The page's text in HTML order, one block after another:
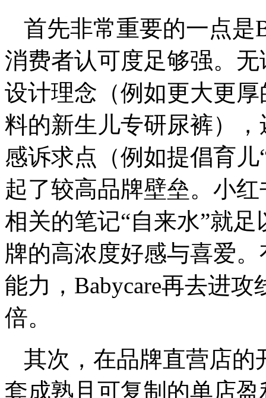
首先非常重要的一点是
消费者认可度足够强。
设计理念（例如更大更
料的新生儿专研尿裤）
感诉求点（例如提倡育儿
起了较高品牌壁垒。小
相关的笔记“自来水”就
牌的高浓度好感与喜爱
能力，Babycare再去进
倍。
其次，在品牌直营店的
套成熟且可复制的单店